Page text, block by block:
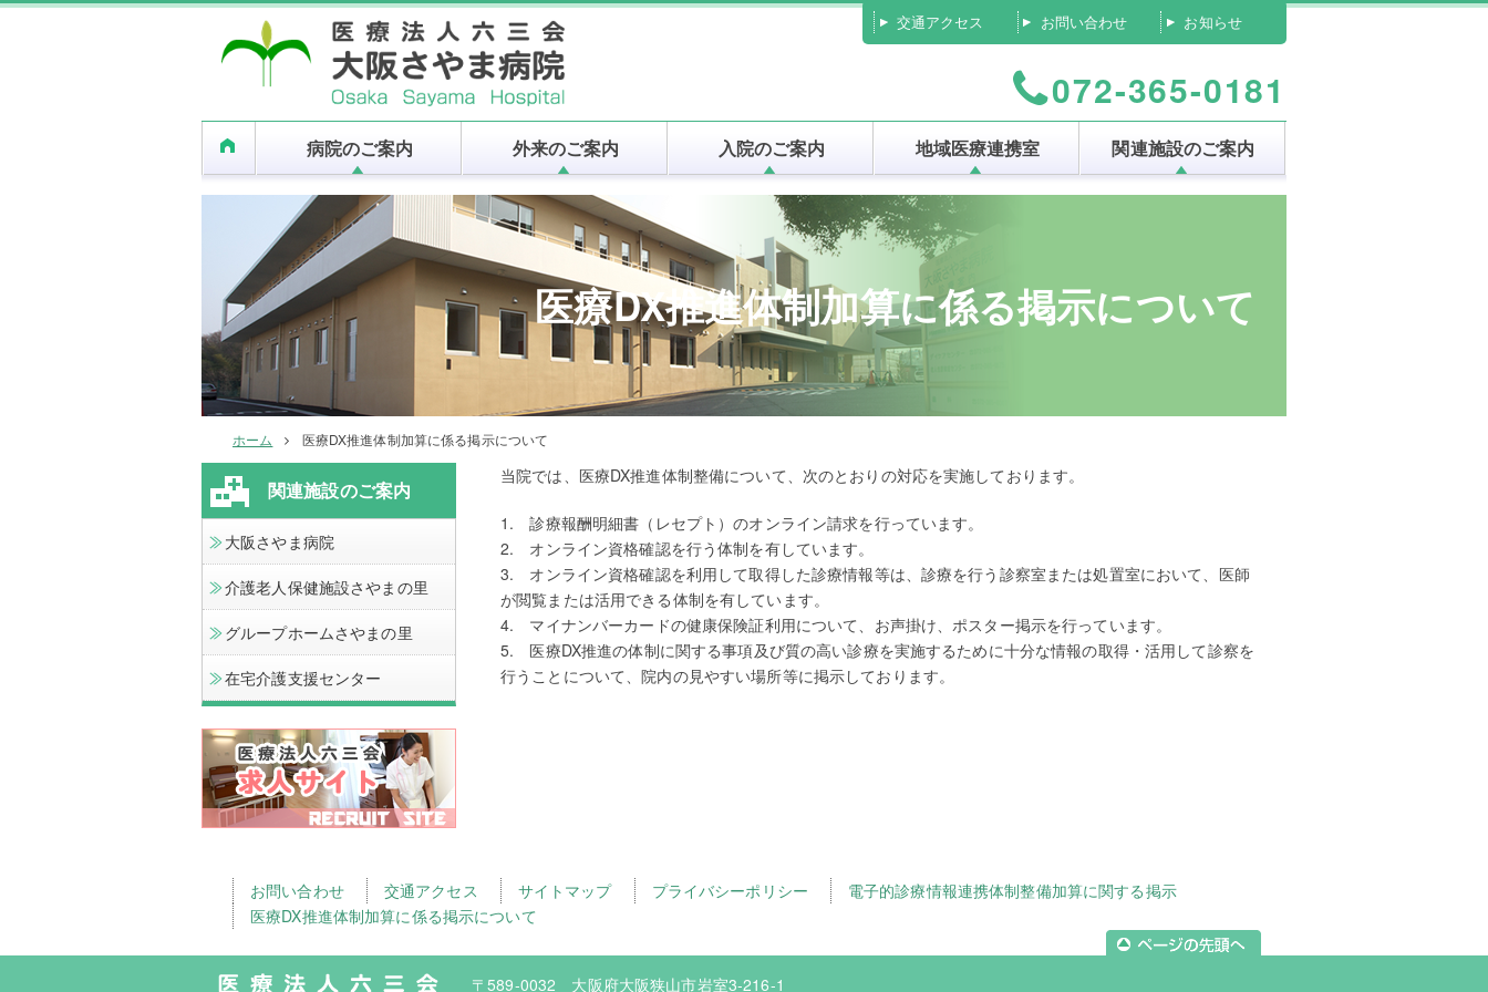
交通アクセス お問い合わせ お知らせ
072-365-0181
病院のご案内 外来のご案内 入院のご案内 地域医療連携室 関連施設のご案内
医療DX推進体制加算に係る掲示について
ホーム 医療DX推進体制加算に係る掲示について
当院では、医療DX推進体制整備について、次のとおりの対応を実施しております。
1. 診療報酬明細書（レセプト）のオンライン請求を行っています。
2. オンライン資格確認を行う体制を有しています。
3. オンライン資格確認を利用して取得した診療情報等は、診療を行う診察室または処置室において、医師
が閲覧または活用できる体制を有しています。
4. マイナンバーカードの健康保険証利用について、お声掛け、ポスター掲示を行っています。
5. 医療DX推進の体制に関する事項及び質の高い診療を実施するために十分な情報の取得・活用して診察を
行うことについて、院内の見やすい場所等に掲示しております。
関連施設のご案内
大阪さやま病院
介護老人保健施設さやまの里
グループホームさやまの里
在宅介護支援センター
お問い合わせ 交通アクセス サイトマップ プライバシーポリシー
電子的診療情報連携体制整備加算に関する掲示
医療DX推進体制加算に係る掲示について
〒589-0032 大阪府大阪狭山市岩室3-216-1